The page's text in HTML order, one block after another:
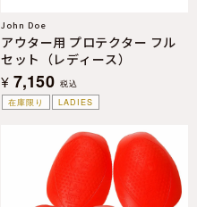
在庫限り
LADIES
John Doe
アウター用 プロテクター フル
セット（レディース）
¥ 7,150 税込